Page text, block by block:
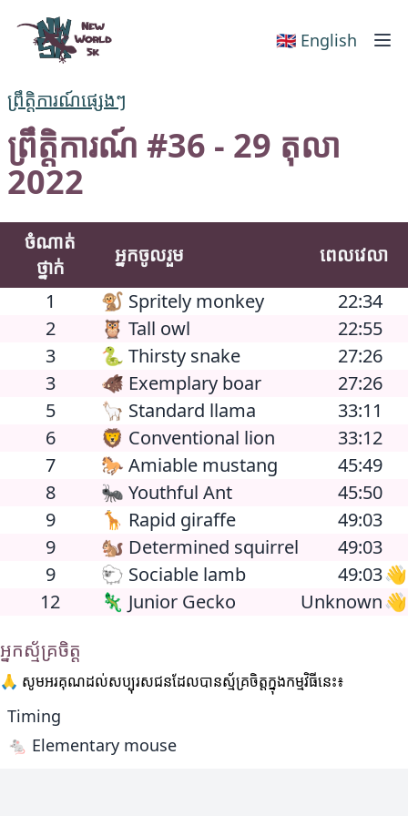
New World 5k
🇬🇧 English
ព្រឹត្តិការណ៍ផ្សេងៗ
ព្រឹត្តិការណ៍ #36 - 29 តុលា
2022
ចំណាត់
ថ្នាក់
អ្នកចូលរួម
ពេលវេលា
1
🐒 Spritely monkey
22:34
2
🦉 Tall owl
22:55
3
🐍 Thirsty snake
27:26
3
🐗 Exemplary boar
27:26
5
🦙 Standard llama
33:11
6
🦁 Conventional lion
33:12
7
🐎 Amiable mustang
45:49
8
🐜 Youthful Ant
45:50
9
🦒 Rapid giraffe
49:03
9
🐿 Determined squirrel
49:03
9
🐑 Sociable lamb 49:03👋
12
🦎 Junior Gecko Unknown👋
អ្នកស្ម័គ្រចិត្ត
🙏 សូមអរគុណដល់សប្បុរសជនដែលបានស្ម័គ្រចិត្តក្នុងកម្មវិធីនេះ៖
Timing
🐁 Elementary mouse